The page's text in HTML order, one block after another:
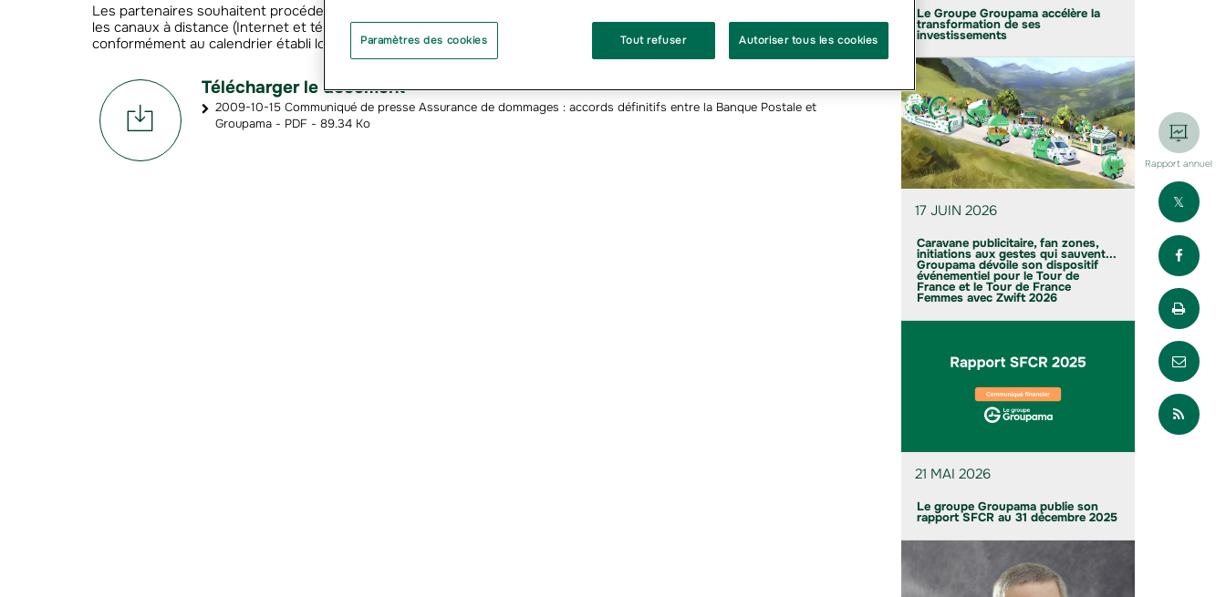
Les partenaires souhaitent procéder à une mise en marché des produits d’assurance de dommages vers la mi-2010 sur
les canaux à distance (Internet et téléphone) puis progressivement à travers le réseau physique de La Banque Postale,
conformément au calendrier établi lors de l’ouverture de leurs négociations exclusives en mars dernier.
Télécharger le document
2009-10-15 Communiqué de presse Assurance de dommages : accords définitifs entre la Banque Postale et
Groupama - PDF - 89.34 Ko
Le Groupe Groupama accélère la
transformation de ses
investissements
17 JUIN 2026
Caravane publicitaire, fan zones,
initiations aux gestes qui sauvent...
Groupama dévoile son dispositif
événementiel pour le Tour de
France et le Tour de France
Femmes avec Zwift 2026
21 MAI 2026
Le groupe Groupama publie son
rapport SFCR au 31 décembre 2025
Rapport annuel
Paramètres des cookies Tout refuser Autoriser tous les cookies